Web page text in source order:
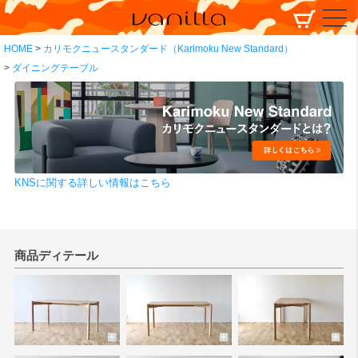
HOME
カリモクニュースタンダード（Karimoku New Standard）
ダイニングテーブル
KNSに関する詳しい情報はこちら
商品ディテール